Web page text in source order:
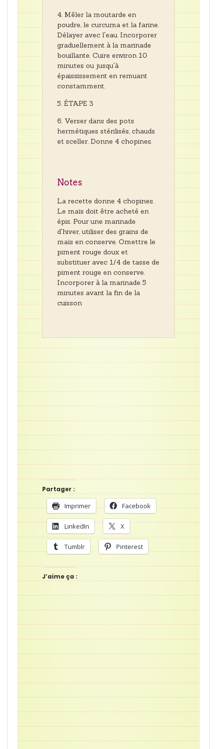
Mêler la moutarde en
poudre, le curcuma et la farine.
Délayer avec l'eau. Incorporer
graduellement à la marinade
bouillante. Cuire environ 10
minutes ou jusqu'à
épaississement en remuant
constamment.
ÉTAPE 3
Verser dans des pots
hermétiques stérilisés, chauds
et sceller. Donne 4 chopines.
Notes
La recette donne 4 chopines.
Le maïs doit être acheté en
épis. Pour une marinade
d'hiver, utiliser des grains de
maïs en conserve. Omettre le
piment rouge doux et
substituer avec 1/4 de tasse de
piment rouge en conserve.
Incorporer à la marinade 5
minutes avant la fin de la
cuisson
Partager :
Imprimer Facebook
LinkedIn X
Tumblr Pinterest
J’aime ça :